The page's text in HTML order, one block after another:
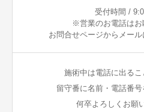
受付時間 /
※営業のお電話はお
お問合せページからメール
施術中は電話に出るこ
留守番に名前・電話番号
何卒よろしくお願